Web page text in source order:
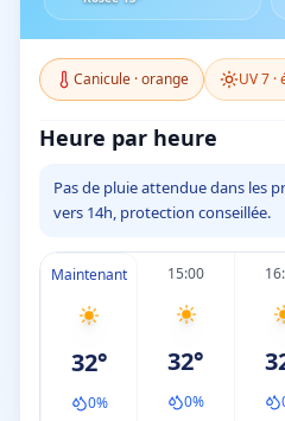
Canicule ·orange UV7 ·
Heure par heure
Pas de pluie attendue dans les
vers 14h, protection conseillée.
Maintenant
32°
0%
15:00
32°
0%